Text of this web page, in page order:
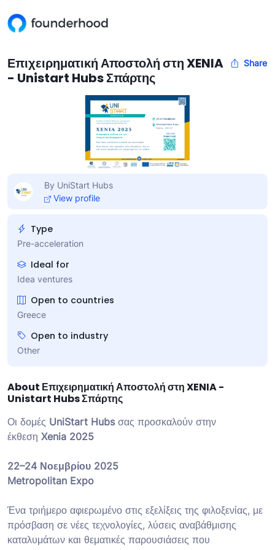
Επιχειρηματική Αποστολή στη XENIA
- Unistart Hubs Σπάρτης
Share
By UniStart Hubs
View profile
Type
Pre-acceleration
Ideal for
Idea ventures
Open to countries
Greece
Open to industry
Other
About Επιχειρηματική Αποστολή στη XENIA -
Unistart Hubs Σπάρτης
Οι δομές UniStart Hubs σας προσκαλούν στην
έκθεση Xenia 2025
22–24 Νοεμβρίου 2025
Metropolitan Expo
Ένα τριήμερο αφιερωμένο στις εξελίξεις της φιλοξενίας, με
πρόσβαση σε νέες τεχνολογίες, λύσεις αναβάθμισης
καταλυμάτων και θεματικές παρουσιάσεις που